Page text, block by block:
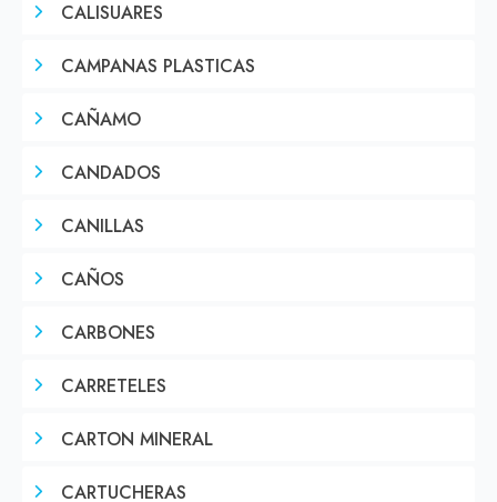
CALISUARES
CAMPANAS PLASTICAS
CAÑAMO
CANDADOS
CANILLAS
CAÑOS
CARBONES
CARRETELES
CARTON MINERAL
CARTUCHERAS